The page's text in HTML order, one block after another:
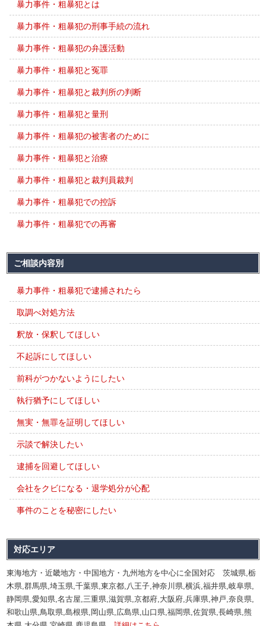
暴力事件・粗暴犯とは
暴力事件・粗暴犯の刑事手続の流れ
暴力事件・粗暴犯の弁護活動
暴力事件・粗暴犯と冤罪
暴力事件・粗暴犯と裁判所の判断
暴力事件・粗暴犯と量刑
暴力事件・粗暴犯の被害者のために
暴力事件・粗暴犯と治療
暴力事件・粗暴犯と裁判員裁判
暴力事件・粗暴犯での控訴
暴力事件・粗暴犯での再審
ご相談内容別
暴力事件・粗暴犯で逮捕されたら
取調べ対処方法
釈放・保釈してほしい
不起訴にしてほしい
前科がつかないようにしたい
執行猶予にしてほしい
無実・無罪を証明してほしい
示談で解決したい
逮捕を回避してほしい
会社をクビになる・退学処分が心配
事件のことを秘密にしたい
対応エリア
東海地方・近畿地方・中国地方・九州地方を中心に全国対応 茨城県,栃
木県,群馬県,埼玉県,千葉県,東京都,八王子,神奈川県,横浜,福井県,岐阜県,
静岡県,愛知県,名古屋,三重県,滋賀県,京都府,大阪府,兵庫県,神戸,奈良県,
和歌山県,鳥取県,島根県,岡山県,広島県,山口県,福岡県,佐賀県,長崎県,熊